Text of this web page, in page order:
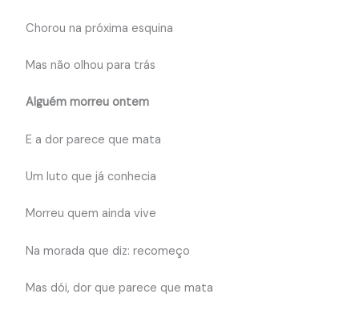
Chorou na próxima esquina
Mas não olhou para trás
Alguém morreu ontem
E a dor parece que mata
Um luto que já conhecia
Morreu quem ainda vive
Na morada que diz: recomeço
Mas dói, dor que parece que mata